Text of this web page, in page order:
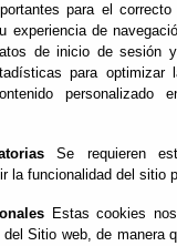
para el correcto
experiencia de
de inicio de sesión
para optimizar
personalizado
Se requieren
la funcionalidad del sitio
Estas cookies
Sitio web, de manera
Menú RPC
Calendario